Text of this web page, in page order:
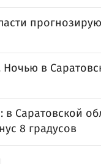
в
в Саратовской
8 градусов